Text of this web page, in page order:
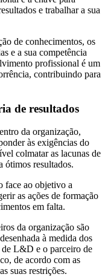
e trabalhar a sua
de conhecimentos, os
e a sua competência
profissional é um
contribuindo para
de resultados
da organização,
às exigências do
colmatar as lacunas de
ótimos resultados.
face ao objetivo a
as ações de formação
em falta.
da organização são
à medida dos
de L&D e o parceiro de
de acordo com as
suas restrições.